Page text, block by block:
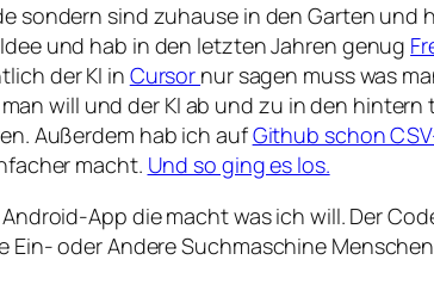
sondern sind zuhause in den Garten und
und hab in den letzten Jahren genug
der KI in Cursor nur sagen muss was
will und der KI ab und zu in den
Außerdem hab ich aufGithub schon
macht. Und so ging es los.
App die macht was ich will. Der
oder Andere Suchmaschine